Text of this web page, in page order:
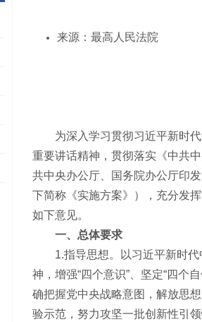
来源：最高人民法院
为深入学习贯彻习近平新时代
重要讲话精神，贯彻落实《中共
共中央办公厅、国务院办公厅印
下简称《实施方案》），充分发
如下意见。
一、总体要求
1.指导思想。以习近平新时代
神，增强“四个意识”、坚定“四个
确把握党中央战略意图，解放思
验示范，努力攻坚一批创新性引